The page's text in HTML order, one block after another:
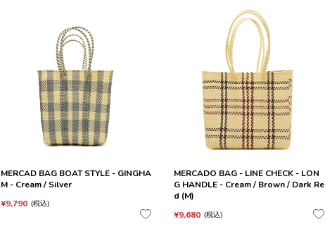
MERCAD BAG BOAT STYLE - GINGHA
M - Cream / Silver
¥9,790 税込
MERCADO BAG - LINE CHECK - LON
G HANDLE - Cream / Brown / Dark Re
d (M)
¥9,680 税込